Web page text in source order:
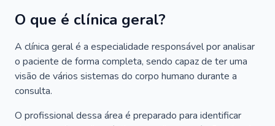
O que é clínica geral?
A clínica geral é a especialidade responsável por analisar
o paciente de forma completa, sendo capaz de ter uma
visão de vários sistemas do corpo humano durante a
consulta.
O profissional dessa área é preparado para identificar